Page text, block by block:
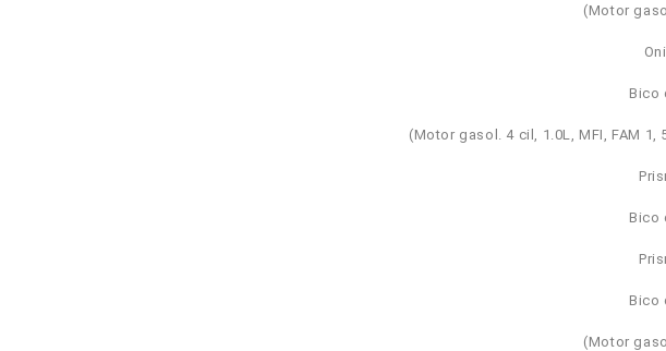
(Motor
Bico
(Motor gasol. 4 cil, 1.0L, MFI, FAM 1,
Bico
Bico
(Motor